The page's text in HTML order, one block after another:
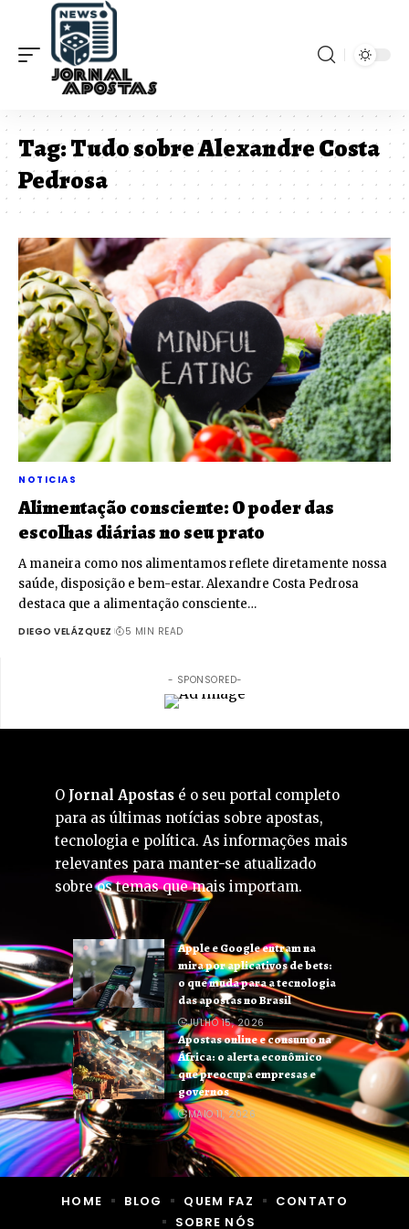
Tag:Tudo sobre Alexandre Costa
Pedrosa
NOTICIAS
Alimentação consciente: O poder das
escolhas diárias no seu prato
A maneira como nos alimentamos reflete diretamente nossa
saúde, disposição e bem-estar. Alexandre Costa Pedrosa
destaca que a alimentação consciente…
DIEGO VELÁZQUEZ 5 MIN READ
- SPONSORED-
O Jornal Apostas é o seu portal completo
para as últimas notícias sobre apostas,
tecnologia e política. As informações mais
relevantes para manter-se atualizado
sobre os temas que mais importam.
Apple e Google entram na
mira por aplicativos de bets:
o que muda para a tecnologia
das apostas no Brasil
JULHO 15, 2026
Apostas online e consumo na
África: o alerta econômico
que preocupa empresas e
governos
MAIO 11, 2026
HOME BLOG QUEM FAZ
CONTATO
SOBRE NÓS